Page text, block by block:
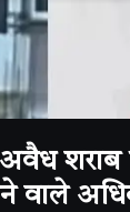
शराब
वाले